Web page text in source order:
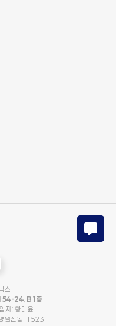
스
154-24, B1층
자: 황대윤
일산동-1523